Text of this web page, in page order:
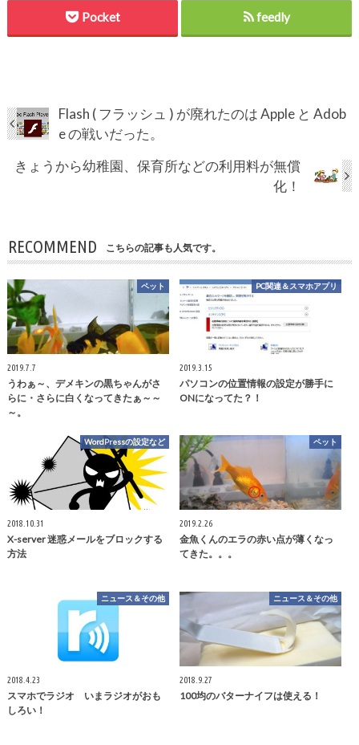
Pocket feedly
Flash ( フラッシュ ) が廃れたのは Apple と Adob
e の戦いだった。
きょうから幼稚園、保育所などの利用料が無償
化！
RECOMMEND こちらの記事も人気です。
ペット
2019.7.7
うわぁ～、デメキンの黒ちゃんがさ
らに・さらに白くなってきたぁ～～
～。
PC関連＆スマホアプリ
2019.3.15
パソコンの位置情報の設定が勝手に
ONになってた？！
WordPressの設定など
2018.10.31
X-server 迷惑メールをブロックする
方法
ペット
2019.2.26
金魚くんのエラの赤い点が薄くなっ
てきた。。。
ニュース＆その他
2018.4.23
スマホでラジオ いまラジオがおも
しろい！
ニュース＆その他
2018.9.27
100均のバターナイフは使える！